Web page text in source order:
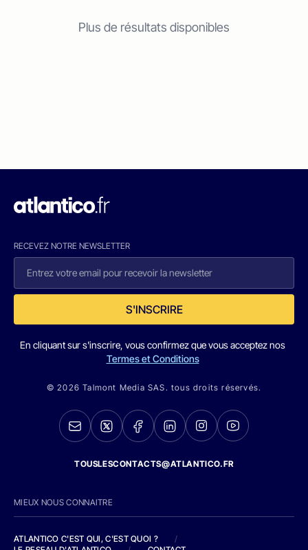
Plus de résultats disponibles
RECEVEZ NOTRE NEWSLETTER
S'INSCRIRE
En cliquant sur s'inscrire, vous confirmez que vous acceptez nos
Termes et Conditions
© 2026 Talmont Media SAS. tous droits réservés.
TOUSLESCONTACTS@ATLANTICO.FR
MIEUX NOUS CONNAITRE
ATLANTICO C'EST QUI, C'EST QUOI ?
/